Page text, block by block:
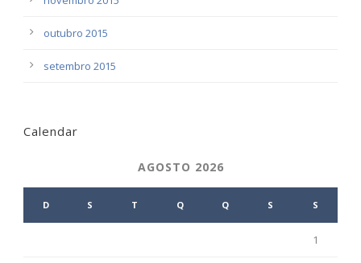
outubro 2015
setembro 2015
Calendar
AGOSTO 2026
D S T Q Q S S
1